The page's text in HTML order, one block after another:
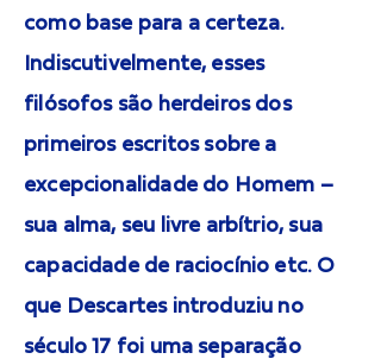
como base para a certeza.
Indiscutivelmente, esses
filósofos são herdeiros dos
primeiros escritos sobre a
excepcionalidade do Homem –
sua alma, seu livre arbítrio, sua
capacidade de raciocínio etc. O
que Descartes introduziu no
século 17 foi uma separação